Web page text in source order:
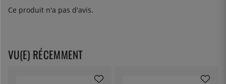
Ce produit n'a pas d'avis.
VU(E) RÉCEMMENT